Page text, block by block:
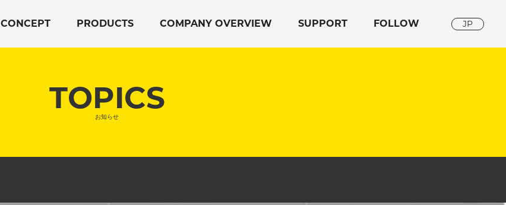
CONCEPT PRODUCTS COMPANY OVERVIEW SUPPORT FOLLOW JP
TOPICS
お知らせ